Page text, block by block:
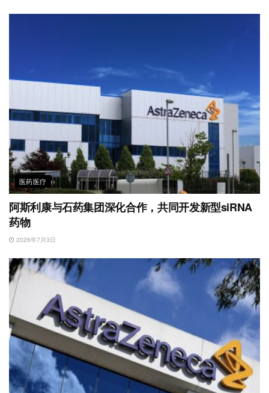
医药医疗
阿斯利康与石药集团深化合作，共同开发新型siRNA
药物
2026年7月3日